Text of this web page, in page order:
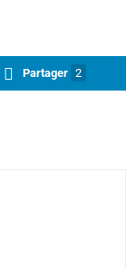
Partager 2